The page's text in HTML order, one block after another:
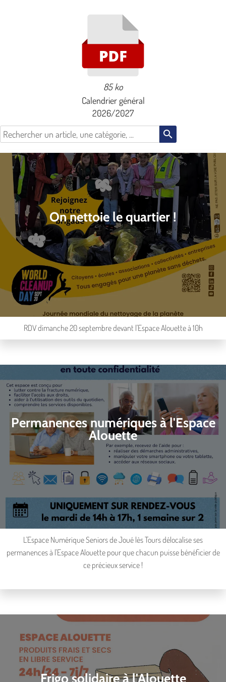
85 ko
Calendrier général
2026/2027
search
On nettoie le quartier !
RDV dimanche 20 septembre devant l'Espace Alouette à 10h
Permanences numériques à l'Espace
Alouette
L'Espace Numérique Seniors de Joué lès Tours délocalise ses
permanences à l'Espace Alouette pour que chacun puisse bénéficier de
ce précieux service !
Frigo solidaire à l'Alouette